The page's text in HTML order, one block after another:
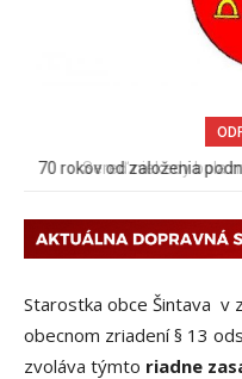
Sereď niekedy bola
Starostka obce Šintava v
obecnom zriadení § 13
zvoláva týmto riadne